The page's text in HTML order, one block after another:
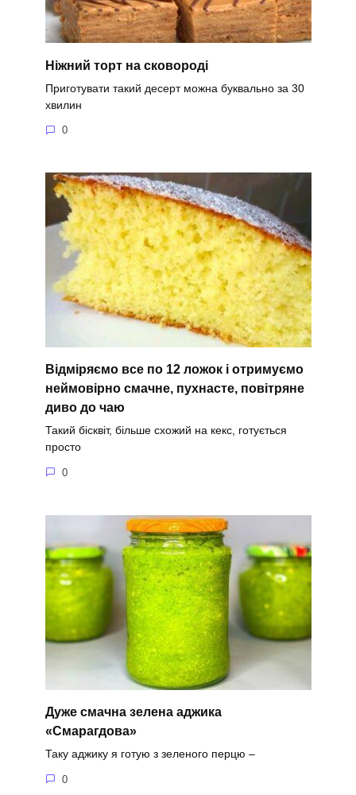
Ніжний торт на сковороді
Приготувати такий десерт можна буквально за 30
хвилин
0
Відміряємо все по 12 ложок і отримуємо
неймовірно смачне, пухнасте, повітряне
диво до чаю
Такий бісквіт, більше схожий на кекс, готується
просто
0
Дуже смачна зелена аджика
«Смарагдова»
Таку аджику я готую з зеленого перцю –
0